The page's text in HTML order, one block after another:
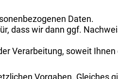
Daten.
dass wir dann ggf.
Verarbeitung, soweit
Vorgaben. Gleiches